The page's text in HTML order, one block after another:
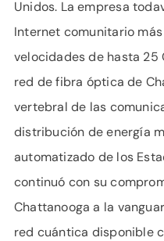
Unidos. La empresa
Internet comunitario
velocidades de hasta 25
red de fibra óptica de
vertebral de las
distribución de energía
automatizado de los
continuó con su
Chattanooga a la
red cuántica disponible